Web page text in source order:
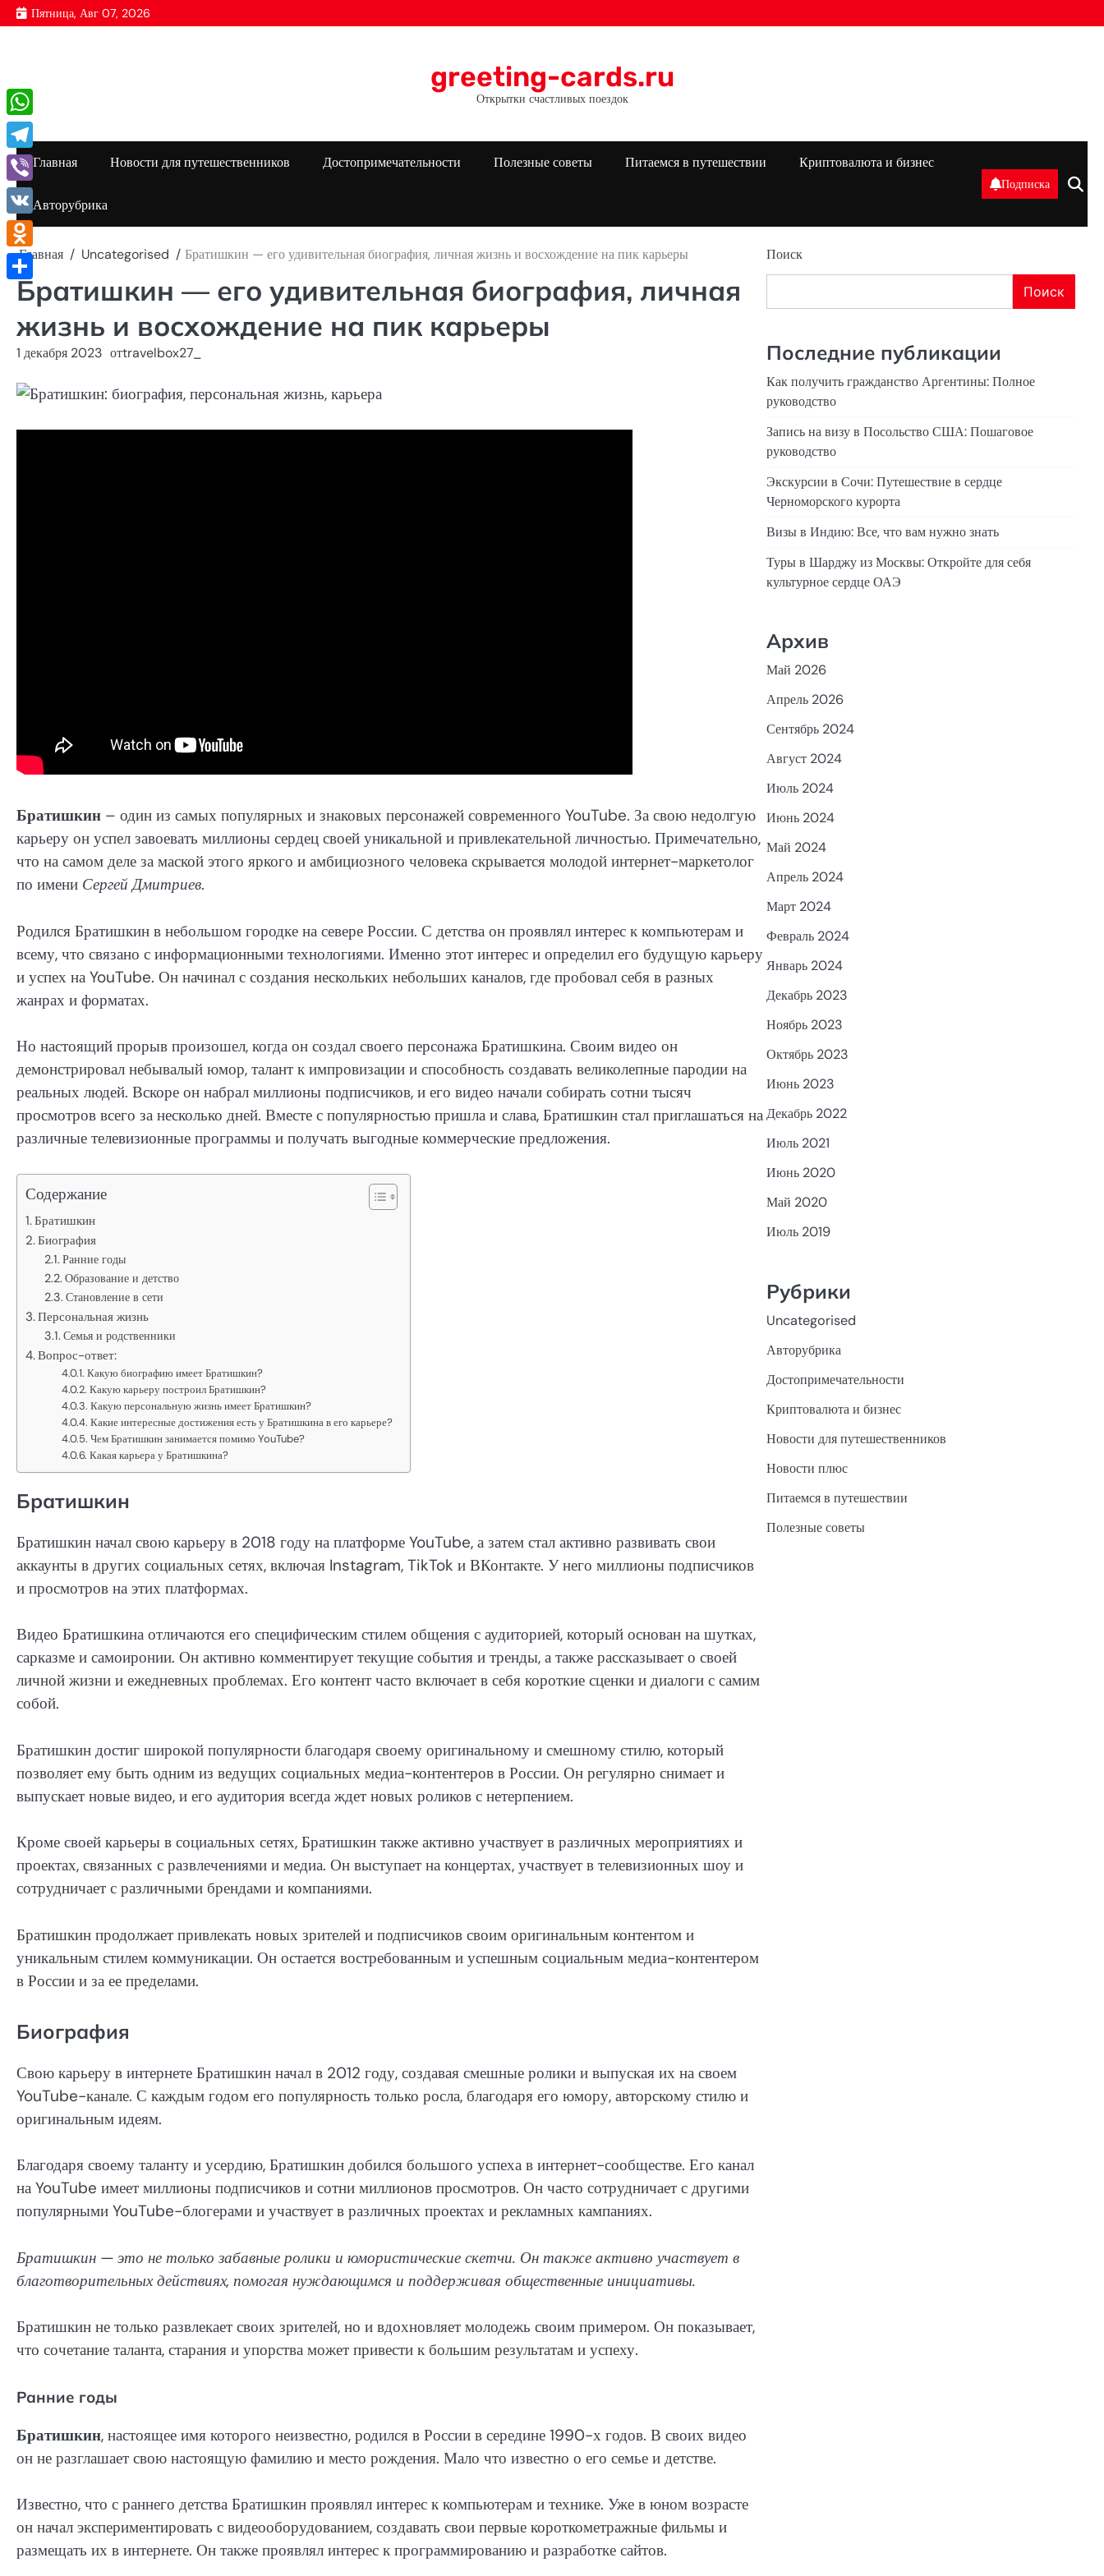
Перейти
к
Пятница, Авг 07, 2026
greeting-cards.ru
Открытки счастливых поездок
Главная Новости для путешественников Достопримечательности Полезные советы Питаемся в путешествии Криптовалюта и бизнес
Авторубрика
Подписка
Главная Uncategorised Братишкин — его удивительная биография, личная жизнь и восхождение на пик карьеры
Братишкин — его удивительная биография, личная
жизнь и восхождение на пик карьеры
1 декабря 2023 отtravelbox27_
Братишкин – один из самых популярных и знаковых персонажей современного YouTube. За свою недолгую
карьеру он успел завоевать миллионы сердец своей уникальной и привлекательной личностью. Примечательно,
что на самом деле за маской этого яркого и амбициозного человека скрывается молодой интернет-маркетолог
по имени Сергей Дмитриев.
Родился Братишкин в небольшом городке на севере России. С детства он проявлял интерес к компьютерам и
всему, что связано с информационными технологиями. Именно этот интерес и определил его будущую карьеру
и успех на YouTube. Он начинал с создания нескольких небольших каналов, где пробовал себя в разных
жанрах и форматах.
Но настоящий прорыв произошел, когда он создал своего персонажа Братишкина. Своим видео он
демонстрировал небывалый юмор, талант к импровизации и способность создавать великолепные пародии на
реальных людей. Вскоре он набрал миллионы подписчиков, и его видео начали собирать сотни тысяч
просмотров всего за несколько дней. Вместе с популярностью пришла и слава, Братишкин стал приглашаться на
различные телевизионные программы и получать выгодные коммерческие предложения.
Содержание
Братишкин
Биография
Ранние годы
Образование и детство
Становление в сети
Персональная жизнь
Семья и родственники
Вопрос-ответ:
Какую биографию имеет Братишкин?
Какую карьеру построил Братишкин?
Какую персональную жизнь имеет Братишкин?
Какие интересные достижения есть у Братишкина в его карьере?
Чем Братишкин занимается помимо YouTube?
Какая карьера у Братишкина?
Братишкин
Братишкин начал свою карьеру в 2018 году на платформе YouTube, а затем стал активно развивать свои
аккаунты в других социальных сетях, включая Instagram, TikTok и ВКонтакте. У него миллионы подписчиков
и просмотров на этих платформах.
Видео Братишкина отличаются его специфическим стилем общения с аудиторией, который основан на шутках,
сарказме и самоиронии. Он активно комментирует текущие события и тренды, а также рассказывает о своей
личной жизни и ежедневных проблемах. Его контент часто включает в себя короткие сценки и диалоги с самим
собой.
Братишкин достиг широкой популярности благодаря своему оригинальному и смешному стилю, который
позволяет ему быть одним из ведущих социальных медиа-контентеров в России. Он регулярно снимает и
выпускает новые видео, и его аудитория всегда ждет новых роликов с нетерпением.
Кроме своей карьеры в социальных сетях, Братишкин также активно участвует в различных мероприятиях и
проектах, связанных с развлечениями и медиа. Он выступает на концертах, участвует в телевизионных шоу и
сотрудничает с различными брендами и компаниями.
Братишкин продолжает привлекать новых зрителей и подписчиков своим оригинальным контентом и
уникальным стилем коммуникации. Он остается востребованным и успешным социальным медиа-контентером
в России и за ее пределами.
Биография
Свою карьеру в интернете Братишкин начал в 2012 году, создавая смешные ролики и выпуская их на своем
YouTube-канале. С каждым годом его популярность только росла, благодаря его юмору, авторскому стилю и
оригинальным идеям.
Благодаря своему таланту и усердию, Братишкин добился большого успеха в интернет-сообществе. Его канал
на YouTube имеет миллионы подписчиков и сотни миллионов просмотров. Он часто сотрудничает с другими
популярными YouTube-блогерами и участвует в различных проектах и рекламных кампаниях.
Братишкин — это не только забавные ролики и юмористические скетчи. Он также активно участвует в
благотворительных действиях, помогая нуждающимся и поддерживая общественные инициативы.
Братишкин не только развлекает своих зрителей, но и вдохновляет молодежь своим примером. Он показывает,
что сочетание таланта, старания и упорства может привести к большим результатам и успеху.
Ранние годы
Братишкин, настоящее имя которого неизвестно, родился в России в середине 1990-х годов. В своих видео
он не разглашает свою настоящую фамилию и место рождения. Мало что известно о его семье и детстве.
Известно, что с раннего детства Братишкин проявлял интерес к компьютерам и технике. Уже в юном возрасте
он начал экспериментировать с видеооборудованием, создавать свои первые короткометражные фильмы и
размещать их в интернете. Он также проявлял интерес к программированию и разработке сайтов.
Поиск
Поиск
Последние публикации
Как получить гражданство Аргентины: Полное
руководство
Запись на визу в Посольство США: Пошаговое
руководство
Экскурсии в Сочи: Путешествие в сердце
Черноморского курорта
Визы в Индию: Все, что вам нужно знать
Туры в Шарджу из Москвы: Откройте для себя
культурное сердце ОАЭ
Архив
Май 2026
Апрель 2026
Сентябрь 2024
Август 2024
Июль 2024
Июнь 2024
Май 2024
Апрель 2024
Март 2024
Февраль 2024
Январь 2024
Декабрь 2023
Ноябрь 2023
Октябрь 2023
Июнь 2023
Декабрь 2022
Июль 2021
Июнь 2020
Май 2020
Июль 2019
Рубрики
Uncategorised
Авторубрика
Достопримечательности
Криптовалюта и бизнес
Новости для путешественников
Новости плюс
Питаемся в путешествии
Полезные советы
WhatsApp
Telegram
Viber
VK
Odnoklassniki
Отправить